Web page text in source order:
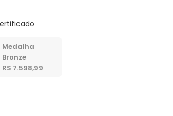
Medalha
Bronze
R$ 7.598,99